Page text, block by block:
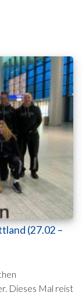
(27.02 –
Dieses Mal reist